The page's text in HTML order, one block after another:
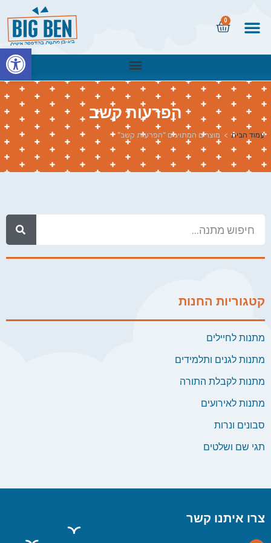
0
הפרעות קשב
עמוד הבית > מוצרים המתויגים “הפרעות קשב”
קטגוריות החנות
מתנות לחיילים
מתנות לגנים ותלמידים
מתנות לקבלת התורה
מתנות לאירועים
סבונים ונרות
תגי שם ושלטים
צרו איתנו קשר